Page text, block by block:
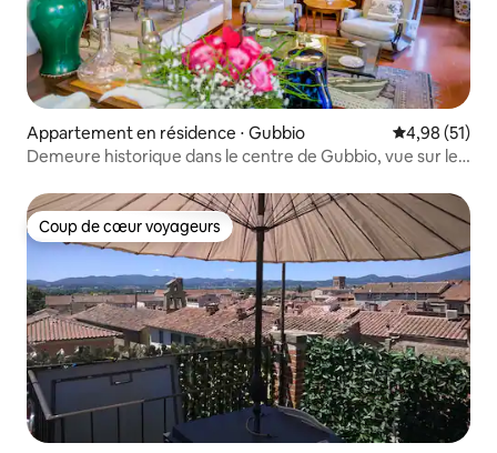
Appartement en résidence ⋅ Gubbio Évaluation
4,98 (51)
Demeure historique dans le centre de Gubbio, vue sur les
Coup de cœur voyageurs
Coup de cœur voyageurs